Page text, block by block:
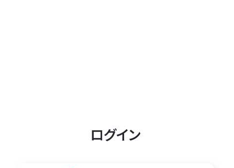
ログイン